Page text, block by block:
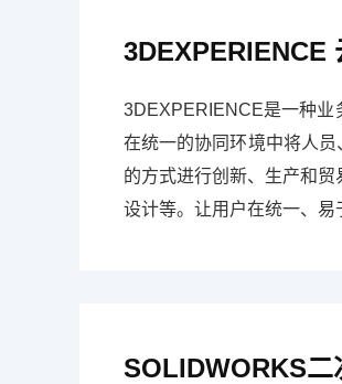
3DEXPERIENCE
3DEXPERIENCE是一种业
在统一的协同环境中将人
的方式进行创新、生产和
设计等。让用户在统一、易
SOLIDWORKS二